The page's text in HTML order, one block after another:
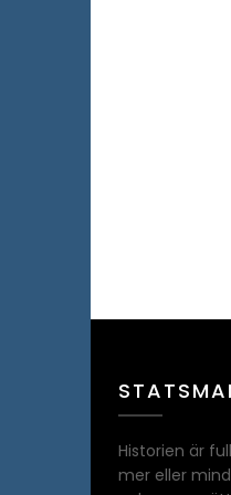
Historien är
mer eller